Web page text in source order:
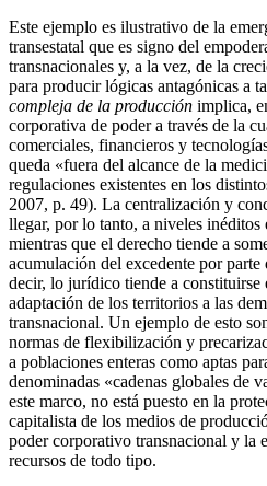
Este ejemplo es ilustrativo de la
transestatal que es signo del
transnacionales y, a la vez, de la
para producir lógicas antagónicas a
compleja de la producción implica,
corporativa de poder a través de la
comerciales, financieros y
queda «fuera del alcance de la
regulaciones existentes en los
2007, p. 49). La centralización y
llegar, por lo tanto, a niveles inéditos
mientras que el derecho tiende a
acumulación del excedente por parte
decir, lo jurídico tiende a constituirse
adaptación de los territorios a las
transnacional. Un ejemplo de esto
normas de flexibilización y
a poblaciones enteras como aptas
denominadas «cadenas globales de
este marco, no está puesto en la
capitalista de los medios de
poder corporativo transnacional y la
recursos de todo tipo.